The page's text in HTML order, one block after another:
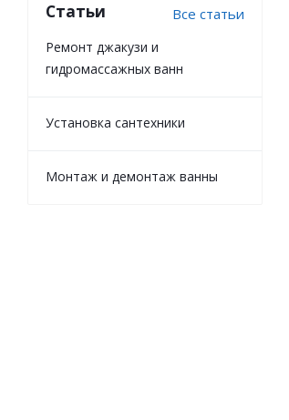
Статьи Все статьи
Ремонт джакузи и
гидромассажных ванн
Установка сантехники
Монтаж и демонтаж ванны